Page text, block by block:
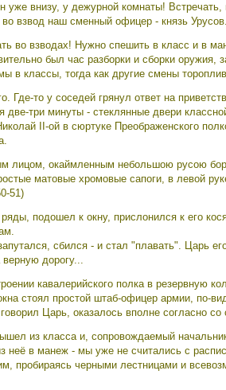
уже внизу, у дежурной комнаты!
взвод наш сменный офицер - князь Урусов.
во взводах! Нужно спешить в класс и в
был час разборки и сборки оружия,
в классы, тогда как другие смены
Где-то у соседей грянул ответ на
две-три минуты - стеклянные двери
II-ой в сюртуке Преображенского
лицом, окаймленным небольшою русою
матовые хромовые сапоги, в левой
51)
подошел к окну, прислонился к его
сбился - и стал "плавать". Царь
дорогу...
кавалерийского полка в резервную
стоял простой штаб-офицер армии, по-
Царь, оказалось вполне согласно
из класса и, сопровождаемый
неё в манеж - мы уже не считались с
пробираясь черными лестницами и